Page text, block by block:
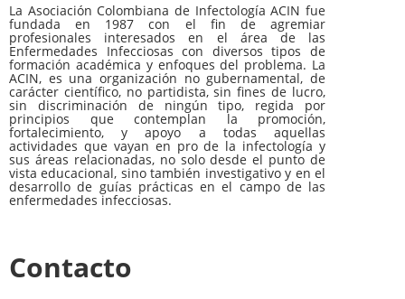
La Asociación Colombiana de Infectología ACIN fue
fundada en 1987 con el fin de agremiar
profesionales interesados en el área de las
Enfermedades Infecciosas con diversos tipos de
formación académica y enfoques del problema. La
ACIN, es una organización no gubernamental, de
carácter científico, no partidista, sin fines de lucro,
sin discriminación de ningún tipo, regida por
principios que contemplan la promoción,
fortalecimiento, y apoyo a todas aquellas
actividades que vayan en pro de la infectología y
sus áreas relacionadas, no solo desde el punto de
vista educacional, sino también investigativo y en el
desarrollo de guías prácticas en el campo de las
enfermedades infecciosas.
Contacto